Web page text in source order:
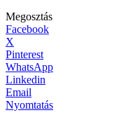
Megosztás
Facebook
X
Pinterest
WhatsApp
Linkedin
Email
Nyomtatás